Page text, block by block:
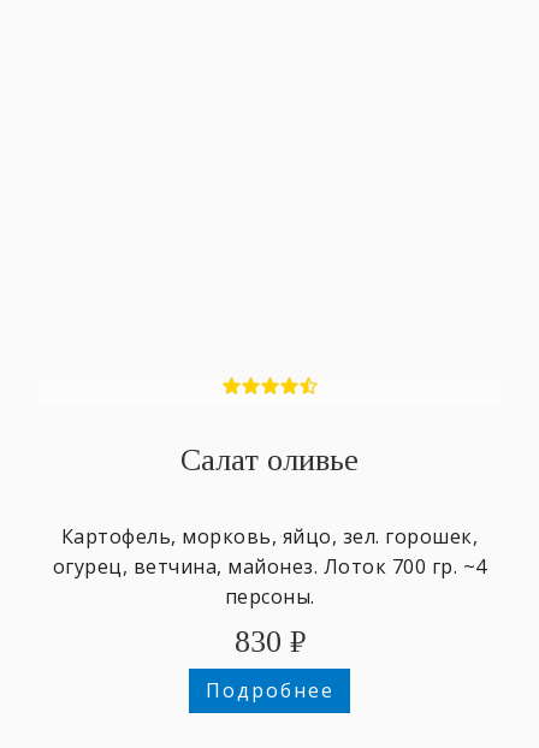
Салат оливье
Картофель, морковь, яйцо, зел. горошек,
огурец, ветчина, майонез. Лоток 700 гр. ~4
персоны.
830 ₽
Подробнее